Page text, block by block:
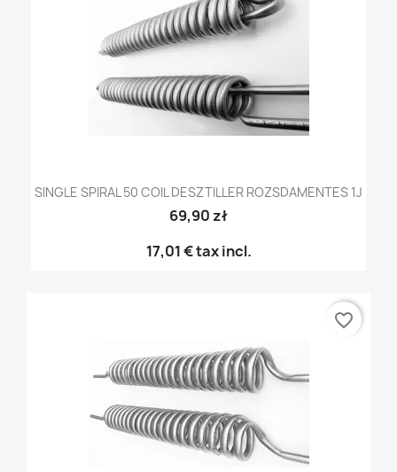
SINGLE SPIRAL 50 COIL DESZTILLER ROZSDAMENTES 1J
69,90 zł
17,01 €tax incl.
favorite_border